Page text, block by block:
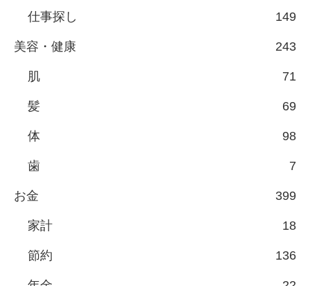
仕事探し 149
美容・健康 243
肌 71
髪 69
体 98
歯 7
お金 399
家計 18
節約 136